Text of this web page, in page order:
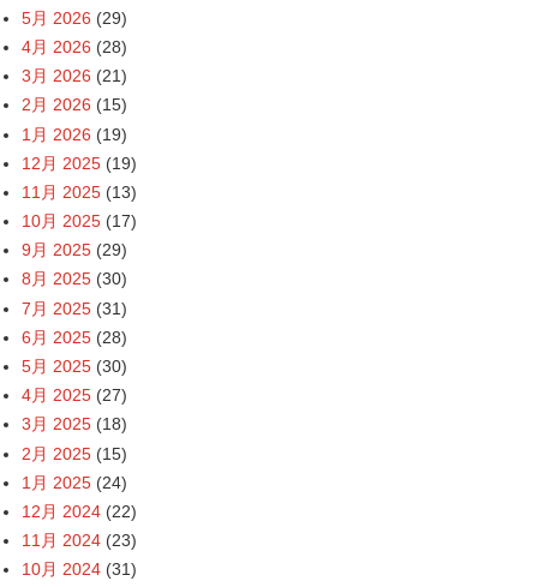
5月 2026 (29)
4月 2026 (28)
3月 2026 (21)
2月 2026 (15)
1月 2026 (19)
12月 2025 (19)
11月 2025 (13)
10月 2025 (17)
9月 2025 (29)
8月 2025 (30)
7月 2025 (31)
6月 2025 (28)
5月 2025 (30)
4月 2025 (27)
3月 2025 (18)
2月 2025 (15)
1月 2025 (24)
12月 2024 (22)
11月 2024 (23)
10月 2024 (31)